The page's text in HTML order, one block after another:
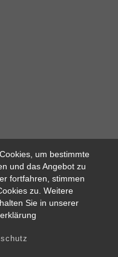
um bestimmte
und das Angebot zu
fortfahren, stimmen
zu. Weitere
Sie in unserer
besseres Surferlebnis.
stimmen Sie der
zu.